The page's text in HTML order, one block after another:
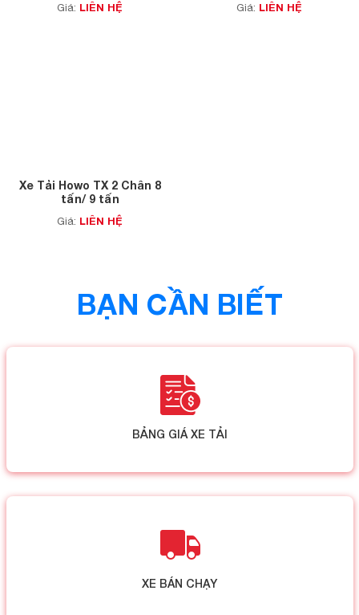
Giá: LIÊN HỆ Giá: LIÊN HỆ
Xe Tải Howo TX 2 Chân 8
tấn/ 9 tấn
Giá: LIÊN HỆ
BẠN CẦN BIẾT
BẢNG GIÁ XE TẢI
XE BÁN CHẠY